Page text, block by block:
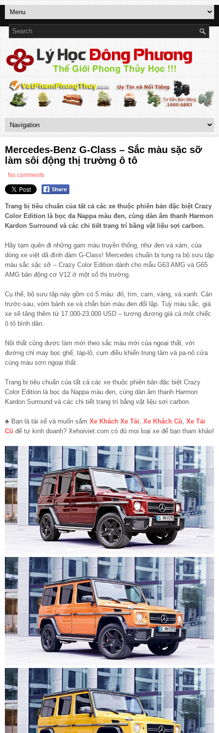
Mercedes-Benz G-Class – Sắc màu sặc sỡ
làm sôi động thị trường ô tô
No comments
Trang bị tiêu chuẩn của tất cả các xe thuộc phiên bản đặc biệt Crazy
Color Edition là bọc da Nappa màu đen, cùng dàn âm thanh Harmon
Kardon Surround và các chi tiết trang trí bằng vật liệu sợi carbon.
Hãy tạm quên đi những gam màu truyền thống, như đen và xám, của
dòng xe việt dã đình đám G-Class! Mercedes chuẩn bị tung ra bộ sưu tập
màu sắc sặc sỡ – Crazy Color Edition dành cho mẫu G63 AMG và G65
AMG bản động cơ V12 ở một số thị trường.
Cụ thể, bộ sưu tập này gồm có 5 màu: đỏ, tím, cam, vàng, và xanh. Cản
trước-sau, vòm bánh xe và chắn bùn màu đen đối lập. Tuỳ màu sắc, giá
xe sẽ tăng thêm từ 17.000-23.000 USD – tương đương giá cả một chiếc
ô tô bình dân.
Nội thất cũng được làm mới theo sắc màu mới của ngoại thất, với
đường chỉ may bọc ghế, táp-lô, cụm điều khiển trung tâm và pa-nô cửa
cùng màu sơn ngoại thất.
Trang bị tiêu chuẩn của tất cả các xe thuộc phiên bản đặc biệt Crazy
Color Edition là bọc da Nappa màu đen, cùng dàn âm thanh Harmon
Kardon Surround và các chi tiết trang trí bằng vật liệu sợi carbon.
♣ Bạn là tài xế và muốn sắm Xe Khách Xe Tải, Xe Khách Cũ, Xe Tải
Cũ để tự kinh doanh? Xehoiviet.com có đủ mọi loại xe để bạn tham khảo!